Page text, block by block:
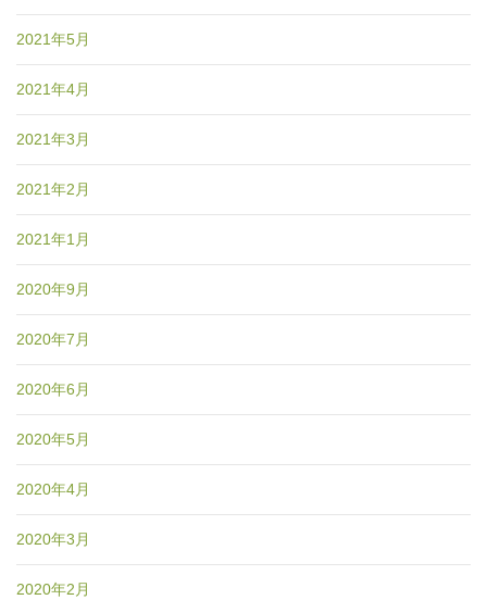
2021年5月
2021年4月
2021年3月
2021年2月
2021年1月
2020年9月
2020年7月
2020年6月
2020年5月
2020年4月
2020年3月
2020年2月